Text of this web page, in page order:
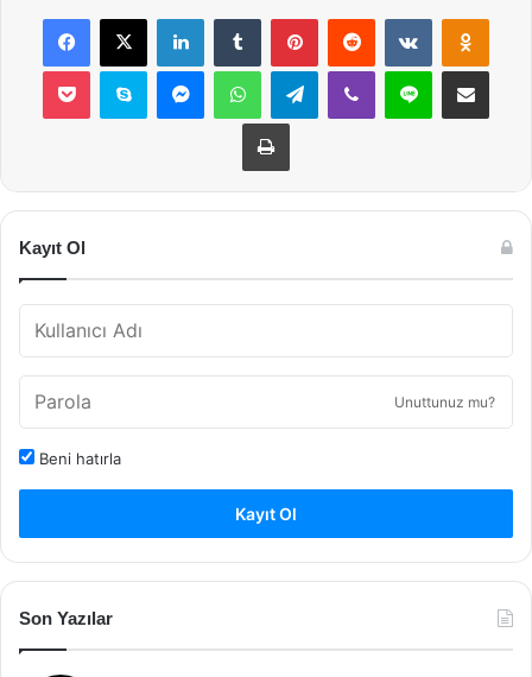
Facebook
X LinkedInTumblr PinterestReddit VKontakte
Pocket Skype MessengerWhatsAppTelegramViber Line E-Posta ile
Yazdır
Kayıt Ol
Unuttunuz mu?
Beni hatırla
Kayıt Ol
Son Yazılar